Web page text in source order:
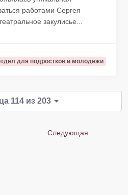
работами Сергея
закулисье...
для подростков и молодёжи
114 из 203
Следующая